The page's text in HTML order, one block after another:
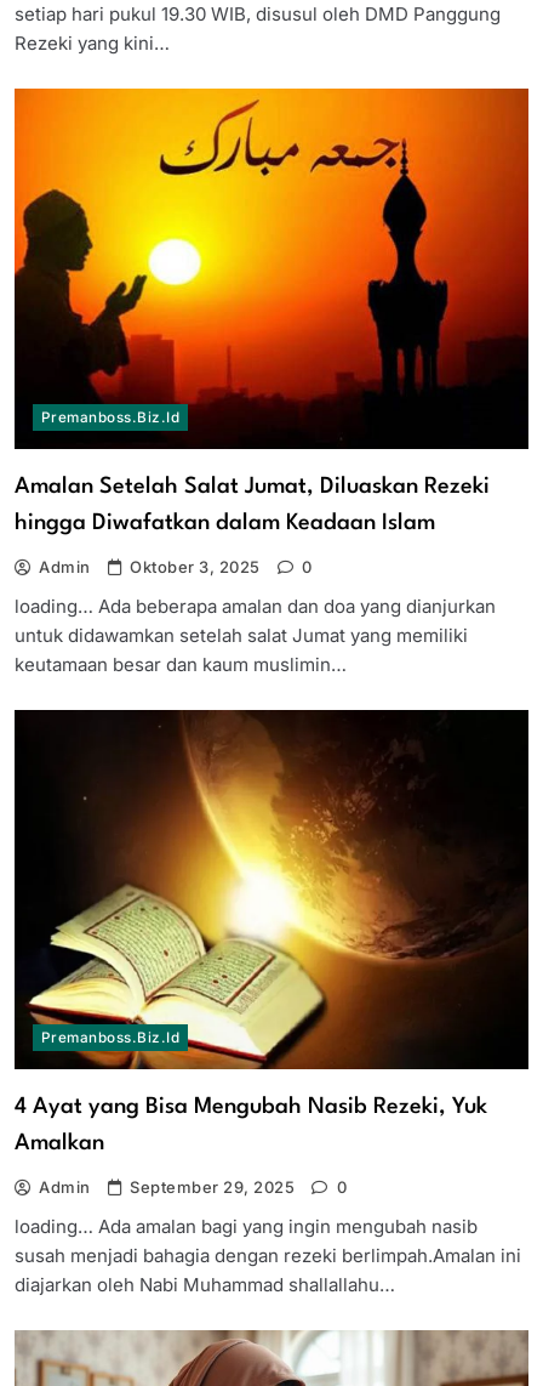
setiap hari pukul 19.30 WIB, disusul oleh DMD Panggung
Rezeki yang kini…
Premanboss.biz.id
Amalan Setelah Salat Jumat, Diluaskan Rezeki
hingga Diwafatkan dalam Keadaan Islam
Admin Oktober 3, 2025 0
loading… Ada beberapa amalan dan doa yang dianjurkan
untuk didawamkan setelah salat Jumat yang memiliki
keutamaan besar dan kaum muslimin…
Premanboss.biz.id
4 Ayat yang Bisa Mengubah Nasib Rezeki, Yuk
Amalkan
Admin September 29, 2025 0
loading… Ada amalan bagi yang ingin mengubah nasib
susah menjadi bahagia dengan rezeki berlimpah.Amalan ini
diajarkan oleh Nabi Muhammad shallallahu…